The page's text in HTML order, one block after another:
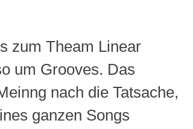
zum Theam Linear
um Grooves. Das
nach die Tatsache,
ganzen Songs